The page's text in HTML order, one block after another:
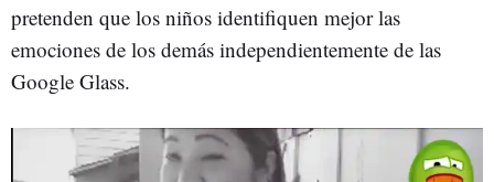
pretenden que los niños identifiquen mejor las
emociones de los demás independientemente de las
Google Glass.